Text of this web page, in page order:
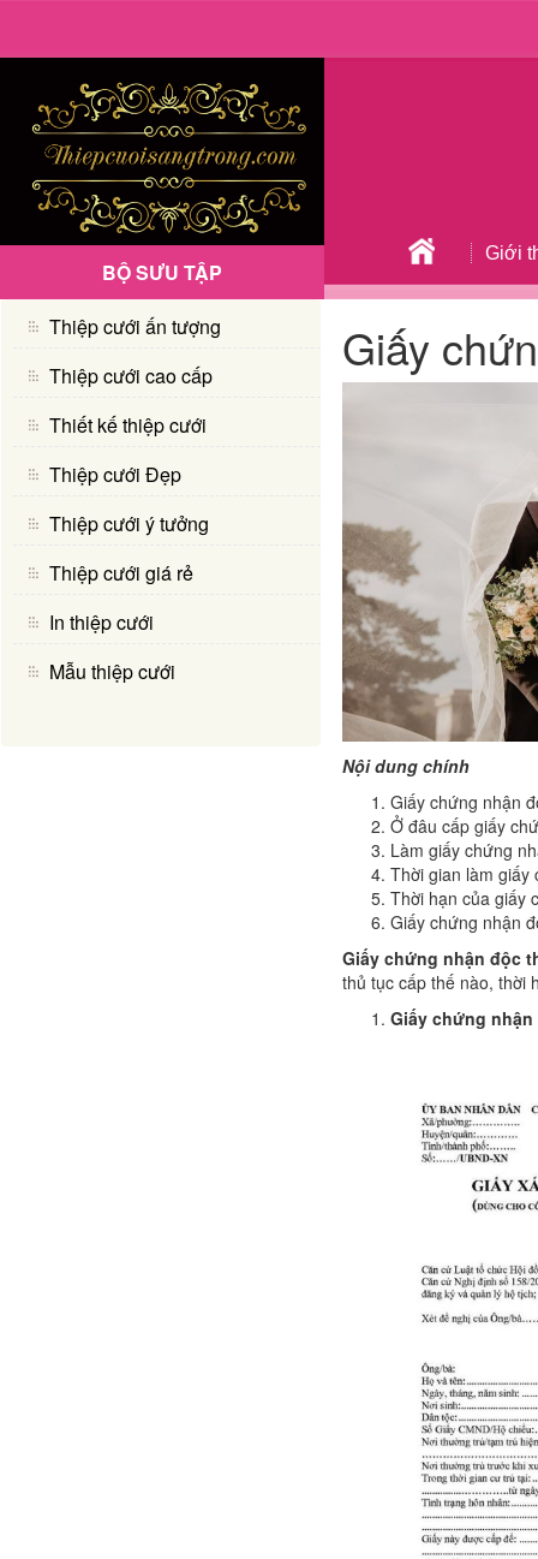
Giới
BỘ SƯU TẬP
Thiệp cưới ấn tượng
Thiệp cưới cao cấp
Thiết kế thiệp cưới
Thiệp cưới Đẹp
Thiệp cưới ý tưởng
Thiệp cưới giá rẻ
In thiệp cưới
Mẫu thiệp cưới
Giấy
Nội dung chính
Giấy chứng nhận
Ở đâu cấp giấy
Làm giấy chứng
Thời gian làm giấy
Thời hạn của giấy
Giấy chứng nhận
Giấy chứng nhận độc
thủ tục cấp thế nào, thời
Giấy chứng